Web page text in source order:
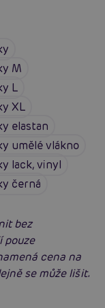
M
L
XL
elastan
umělé vlákno
lack, vinyl
černá
bez
pouze
cena na
se může lišit.